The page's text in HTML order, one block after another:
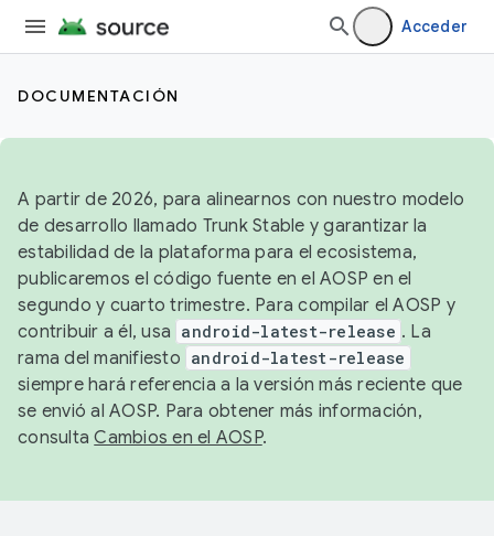
Acceder
DOCUMENTACIÓN
A partir de 2026, para alinearnos con nuestro modelo
de desarrollo llamado Trunk Stable y garantizar la
estabilidad de la plataforma para el ecosistema,
publicaremos el código fuente en el AOSP en el
segundo y cuarto trimestre. Para compilar el AOSP y
contribuir a él, usa android-latest-release . La
rama del manifiesto android-latest-release
siempre hará referencia a la versión más reciente que
se envió al AOSP. Para obtener más información,
consultaCambios en el AOSP.